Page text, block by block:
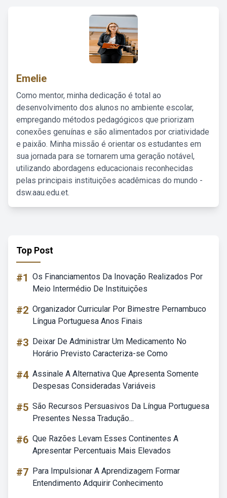
Emelie
Como mentor, minha dedicação é total ao
desenvolvimento dos alunos no ambiente escolar,
empregando métodos pedagógicos que priorizam
conexões genuínas e são alimentados por criatividade
e paixão. Minha missão é orientar os estudantes em
sua jornada para se tornarem uma geração notável,
utilizando abordagens educacionais reconhecidas
pelas principais instituições acadêmicas do mundo -
dsw.aau.edu.et.
Top Post
#1 Os Financiamentos Da Inovação Realizados Por
Meio Intermédio De Instituições
#2 Organizador Curricular Por Bimestre Pernambuco
Língua Portuguesa Anos Finais
#3 Deixar De Administrar Um Medicamento No
Horário Previsto Caracteriza-se Como
#4 Assinale A Alternativa Que Apresenta Somente
Despesas Consideradas Variáveis
#5 São Recursos Persuasivos Da Língua Portuguesa
Presentes Nessa Tradução...
#6 Que Razões Levam Esses Continentes A
Apresentar Percentuais Mais Elevados
#7 Para Impulsionar A Aprendizagem Formar
Entendimento Adquirir Conhecimento